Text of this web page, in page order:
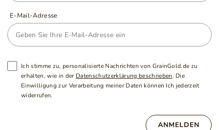
E-Mail-Adresse
Ich stimme zu, personalisierte Nachrichten von GrainGold.de zu
erhalten, wie in der Datenschutzerklärung beschrieben. Die
Einwilligung zur Verarbeitung meiner Daten können Ich jederzeit
widerrufen.
ANMELDEN